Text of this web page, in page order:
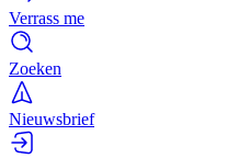
Verrass me
Zoeken
Nieuwsbrief